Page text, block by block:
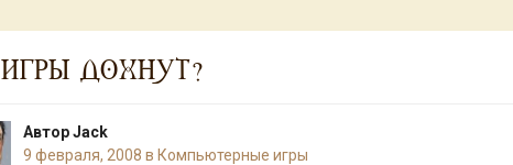
ИГРЫ ДОХНУТ?
АвторJack
9 февраля, 2008 в Компьютерные игры